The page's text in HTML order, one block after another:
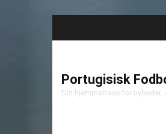
Portugisisk
Din hjemmebane for